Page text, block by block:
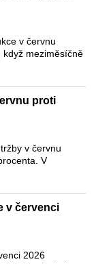
v červnu
když meziměsíčně
proti
v červnu
V
v červenci
2026